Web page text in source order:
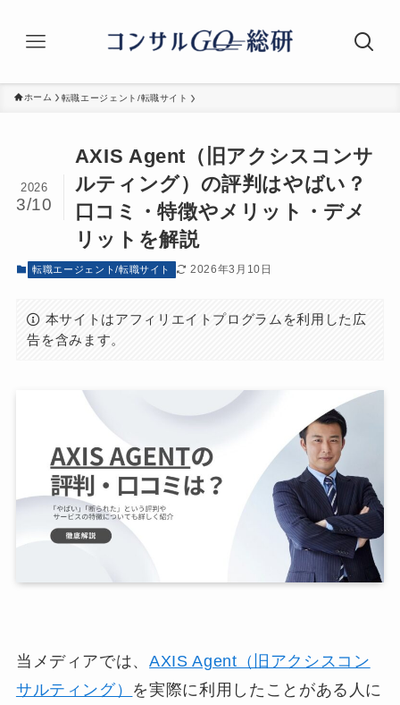
ホーム 転職エージェント/転職サイト
AXIS Agent（旧アクシスコンサ
ルティング）の評判はやばい？
口コミ・特徴やメリット・デメ
リットを解説
2026
3/10
転職エージェント/転職サイト 2026年3月10日
本サイトはアフィリエイトプログラムを利用した広
告を含みます。
当メディアでは、AXIS Agent（旧アクシスコン
サルティング） を実際に利用したことがある人に